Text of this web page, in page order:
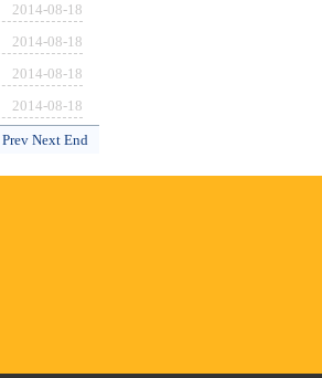
2014-08-18
2014-08-18
2014-08-18
2014-08-18
Prev Next End